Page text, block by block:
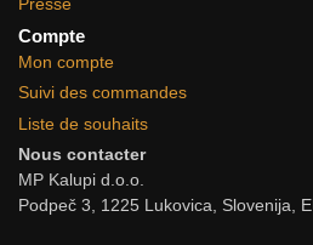
Compte
Mon compte
Suivi des commandes
Liste de souhaits
Nous contacter
MP Kalupi d.o.o.
Podpeč 3, 1225 Lukovica, Slovenija,